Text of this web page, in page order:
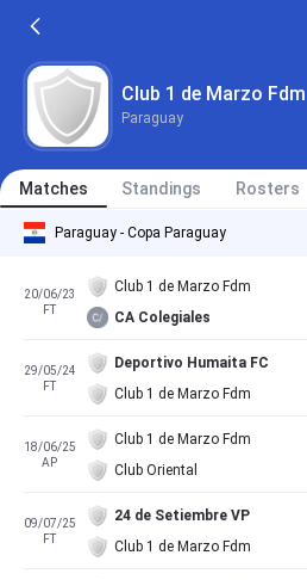
Club 1 de Marzo Fdm
Paraguay
Matches Standings Rosters
Paraguay - Copa Paraguay
20/06/23
FT
Club 1 de Marzo Fdm
CA Colegiales
29/05/24
FT
Deportivo Humaita FC
Club 1 de Marzo Fdm
18/06/25
AP
Club 1 de Marzo Fdm
Club Oriental
09/07/25
FT
24 de Setiembre VP
Club 1 de Marzo Fdm